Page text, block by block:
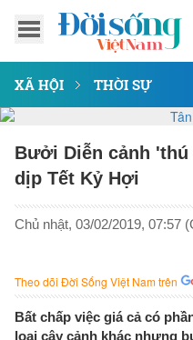
XÃ HỘI THỜI SỰ
Bưởi Diễn cảnh
dịp Tết Kỷ Hợi
Chủ nhật, 03/02/2019, 07:57
Theo dõi Đời Sống Việt Nam trên
Bất chấp việc giá cả có
loại cây cảnh khác nhưng